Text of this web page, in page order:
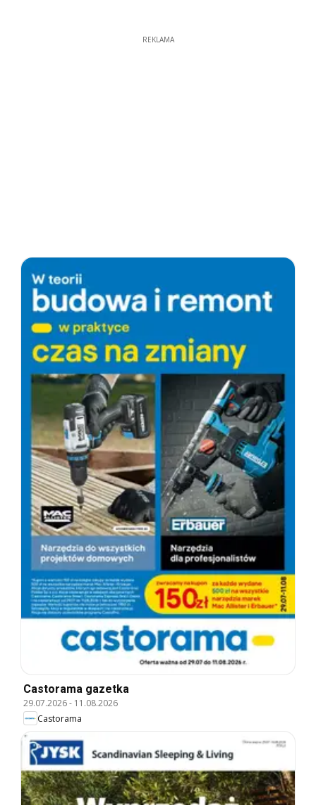
REKLAMA
Castorama gazetka
29.07.2026- 11.08.2026
Castorama